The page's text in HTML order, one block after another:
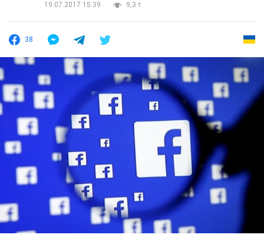
19.07.2017 15:39
9,3 т.
38